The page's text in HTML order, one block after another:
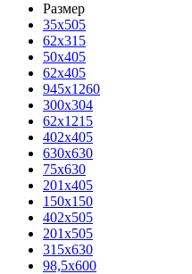
Размер
35х505
62x315
50x405
62х405
945x1260
300x304
62x1215
402x405
630x630
75x630
201x405
150x150
402x505
201x505
315x630
98,5х600